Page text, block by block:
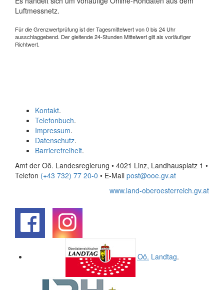
Luftmessnetz.
Für die Grenzwertprüfung ist der Tagesmittelwert von 0 bis 24 Uhr
ausschlaggebend. Der gleitende 24-Stunden Mittelwert gilt als vorläufiger
Richtwert.
Kontakt.
Telefonbuch.
Impressum.
Datenschutz.
Barrierefreiheit.
Amt der Oö. Landesregierung • 4021 Linz, Landhausplatz 1 •
Telefon (+43 732) 77 20-0 • E-Mail post@ooe.gv.at
www.land-oberoesterreich.gv.at
Oö. Landtag.